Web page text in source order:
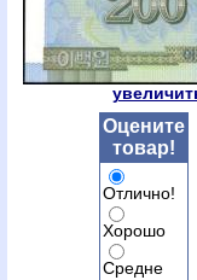
Оцените
товар!
Отлично!
Хорошо
Средне